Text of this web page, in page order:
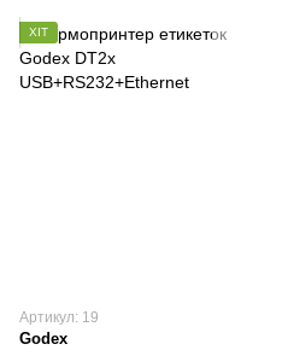
ХІТ
Артикул: 19
Godex